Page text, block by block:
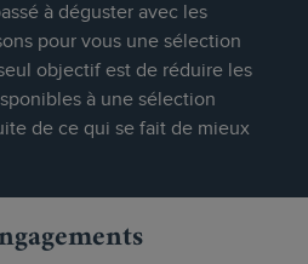
à déguster avec les
pour vous une sélection
objectif est de réduire les
à une sélection
de ce qui se fait de mieux